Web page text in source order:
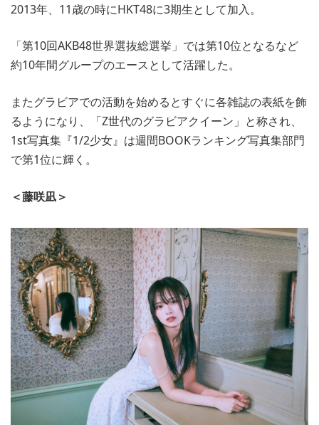
2013年、11歳の時にHKT48に3期生として加入。
「第10回AKB48世界選抜総選挙」では第10位となるなど
約10年間グループのエースとして活躍した。
またグラビアでの活動を始めるとすぐに各雑誌の表紙を飾
るようになり、「Z世代のグラビアクイーン」と称され、
1st写真集『1/2少女』は週間BOOKランキング写真集部門
で第1位に輝く。
＜藤咲凪＞